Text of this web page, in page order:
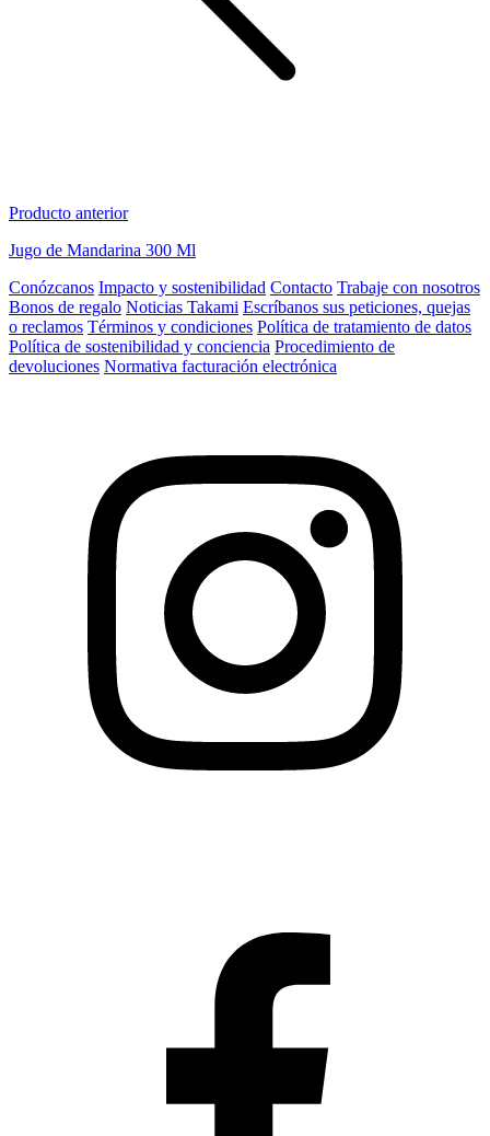
Producto anterior
Jugo de Mandarina 300 Ml
Conózcanos Impacto y sostenibilidad Contacto Trabaje con nosotros
Bonos de regalo Noticias Takami Escríbanos sus peticiones, quejas
o reclamos Términos y condiciones Política de tratamiento de datos
Política de sostenibilidad y conciencia Procedimiento de
devoluciones Normativa facturación electrónica